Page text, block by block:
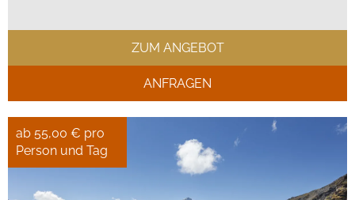
ZUM ANGEBOT
ANFRAGEN
ab 55,00 € pro
Person und Tag